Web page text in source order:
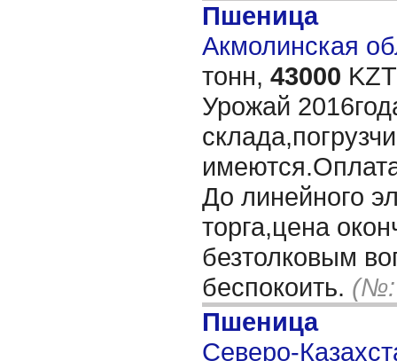
Пшеница
Акмолинская
тонн, 43000
Урожай
До линейного
торга,цена
безтолковым
беспокоить. (№:
Пшеница
Северо-